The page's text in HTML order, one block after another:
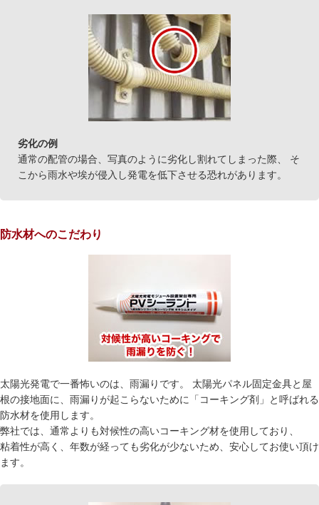
劣化の例
通常の配管の場合、写真のように劣化し割れてしまった際、 そ
こから雨水や埃が侵入し発電を低下させる恐れがあります。
防水材へのこだわり
太陽光発電で一番怖いのは、雨漏りです。 太陽光パネル固定金具と屋
根の接地面に、雨漏りが起こらないために「コーキング剤」と呼ばれる
防水材を使用します。
弊社では、通常よりも対候性の高いコーキング材を使用しており、
粘着性が高く、年数が経っても劣化が少ないため、安心してお使い頂け
ます。